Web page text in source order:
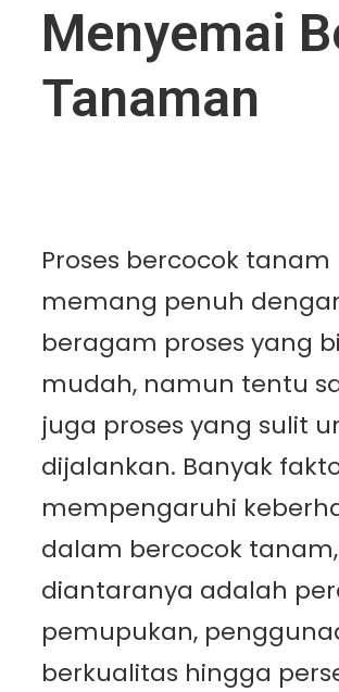
Menyemai
Tanaman
Proses bercocok tanam
memang penuh
beragam proses yang
mudah, namun tentu
juga proses yang sulit
dijalankan. Banyak
mempengaruhi
dalam bercocok tanam,
diantaranya adalah
pemupukan,
berkualitas hingga